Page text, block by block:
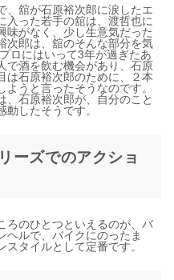
、舘が石原裕次郎に涙したエ
入った若手の舘は、渡哲也に
味がなく、少し生意気だった
次郎は、舘のそんな部分を気
ロにはいって3年が過ぎたあ
で酒を飲む機会があり、石原
は石原裕次郎のために、２本
うと言ったそうなのです。
石原裕次郎が、自分のこと
したそうです。
ーズでのアクショ
ろのひとつといえるのが、バ
ヘルで、バイクにのったま
タイルとして定番です。